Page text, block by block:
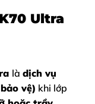
Ultra
là dịch vụ
vệ) khi lớp